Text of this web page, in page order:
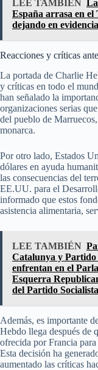
LEE TAMBIÉN
España arrasa en
dejando en
Reacciones y críticas
La portada de Charlie
y críticas en todo el
han señalado la
organizaciones serias
del pueblo de
monarca.
Por otro lado, Estados
dólares en ayuda
las consecuencias del
EE.UU. para el
informado que estos
asistencia alimentaria,
LEE TAMBIÉN
Catalunya y Partido
enfrentan en el
Esquerra
del Partido
Además, es importante
Hebdo llega después de
ofrecida por Francia para
Esta decisión ha
aumentado las críticas